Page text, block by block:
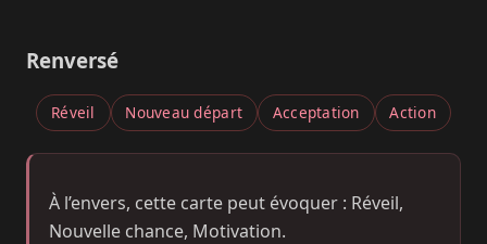
Renversé
Réveil Nouveau départ Acceptation Action
À l’envers, cette carte peut évoquer : Réveil,
Nouvelle chance, Motivation.